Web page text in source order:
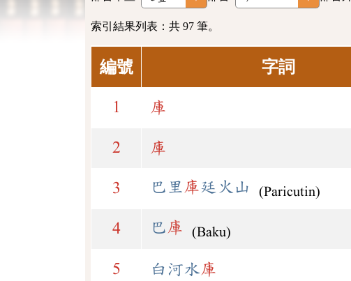
索引結果列表：共 97 筆。
編號 字詞
1 庫
2 庫
3 巴里庫廷火山 (Paricutin)
4 巴庫 (Baku)
5 白河水庫